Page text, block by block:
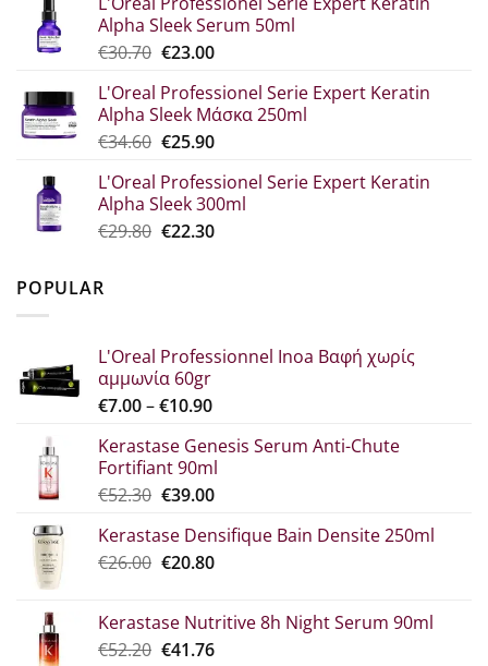
was:
€44.80.
τιμή
είναι:
€33.60.
Alpha Sleek Serum 50ml
€30.70 Original
was:
€30.70.
€23.00Η
τιμή
είναι:
€23.00.
L'Oreal Professionel Serie Expert Keratin
Alpha Sleek Μάσκα 250ml
€34.60 Original
was:
€34.60.
€25.90Η
τιμή
είναι:
€25.90.
L'Oreal Professionel Serie Expert Keratin
Alpha Sleek 300ml
€29.80 Original
€22.30Η
POPULAR
L'Oreal Professionnel Inoa Βαφή χωρίς
αμμωνία 60gr
€7.00–€10.90Price
€7.00
through
€10.90
Kerastase Genesis Serum Anti-Chute
Fortifiant 90ml
€52.30 Original
was:
€52.30.
€39.00Η
τιμή
είναι:
Kerastase Densifique Bain Densite 250ml
€26.00 Original
€26.00.
€20.80Η
είναι:
€20.80.
Kerastase Nutritive 8h Night Serum 90ml
€52.20 Original
€41.76Η